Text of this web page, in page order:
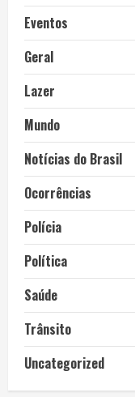
Eventos
Geral
Lazer
Mundo
Notícias do Brasil
Ocorrências
Polícia
Política
Saúde
Trânsito
Uncategorized